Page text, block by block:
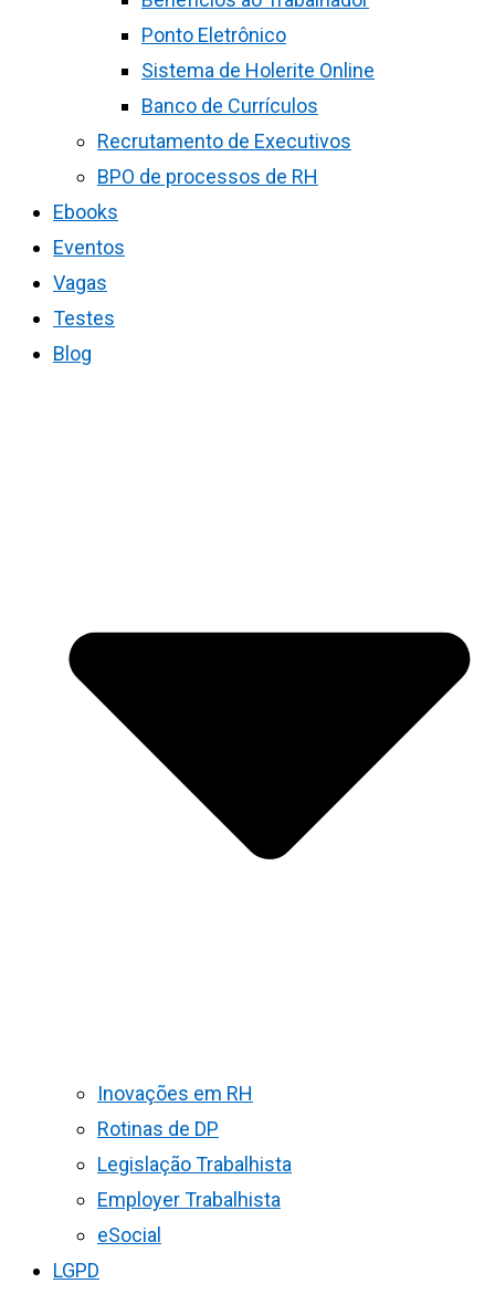
Ponto Eletrônico
Sistema de Holerite Online
Banco de Currículos
Recrutamento de Executivos
BPO de processos de RH
Ebooks
Eventos
Vagas
Testes
Blog
Inovações em RH
Rotinas de DP
Legislação Trabalhista
Employer Trabalhista
eSocial
LGPD